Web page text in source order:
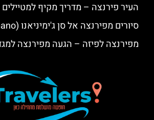
העיר פירנצה – מדריך מקיף למטיילים
סיורים מפירנצה אל סן ג'ימיניאנו (San Gimignano)
מפירנצה לפיזה – הגעה מפירנצה